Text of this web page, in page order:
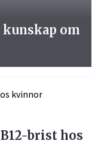
om
brist hos